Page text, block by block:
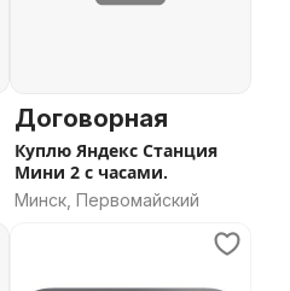
Договорная
Куплю Яндекс Станция
Мини 2 с часами.
Минск, Первомайский